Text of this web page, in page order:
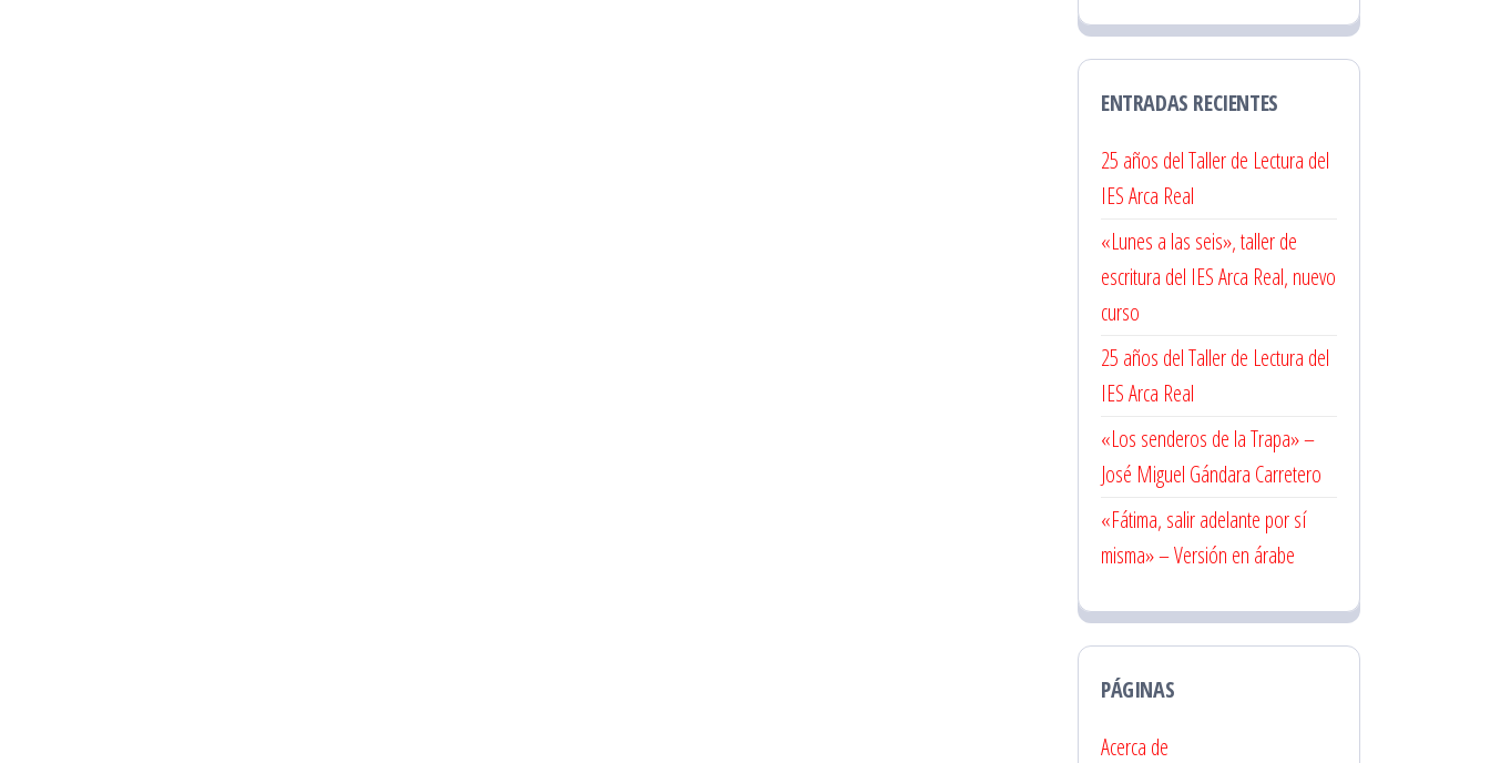
ENTRADAS RECIENTES
25 años del Taller de Lectura del
IES Arca Real
«Lunes a las seis», taller de
escritura del IES Arca Real, nuevo
curso
25 años del Taller de Lectura del
IES Arca Real
«Los senderos de la Trapa» –
José Miguel Gándara Carretero
«Fátima, salir adelante por sí
misma» – Versión en árabe
PÁGINAS
Acerca de